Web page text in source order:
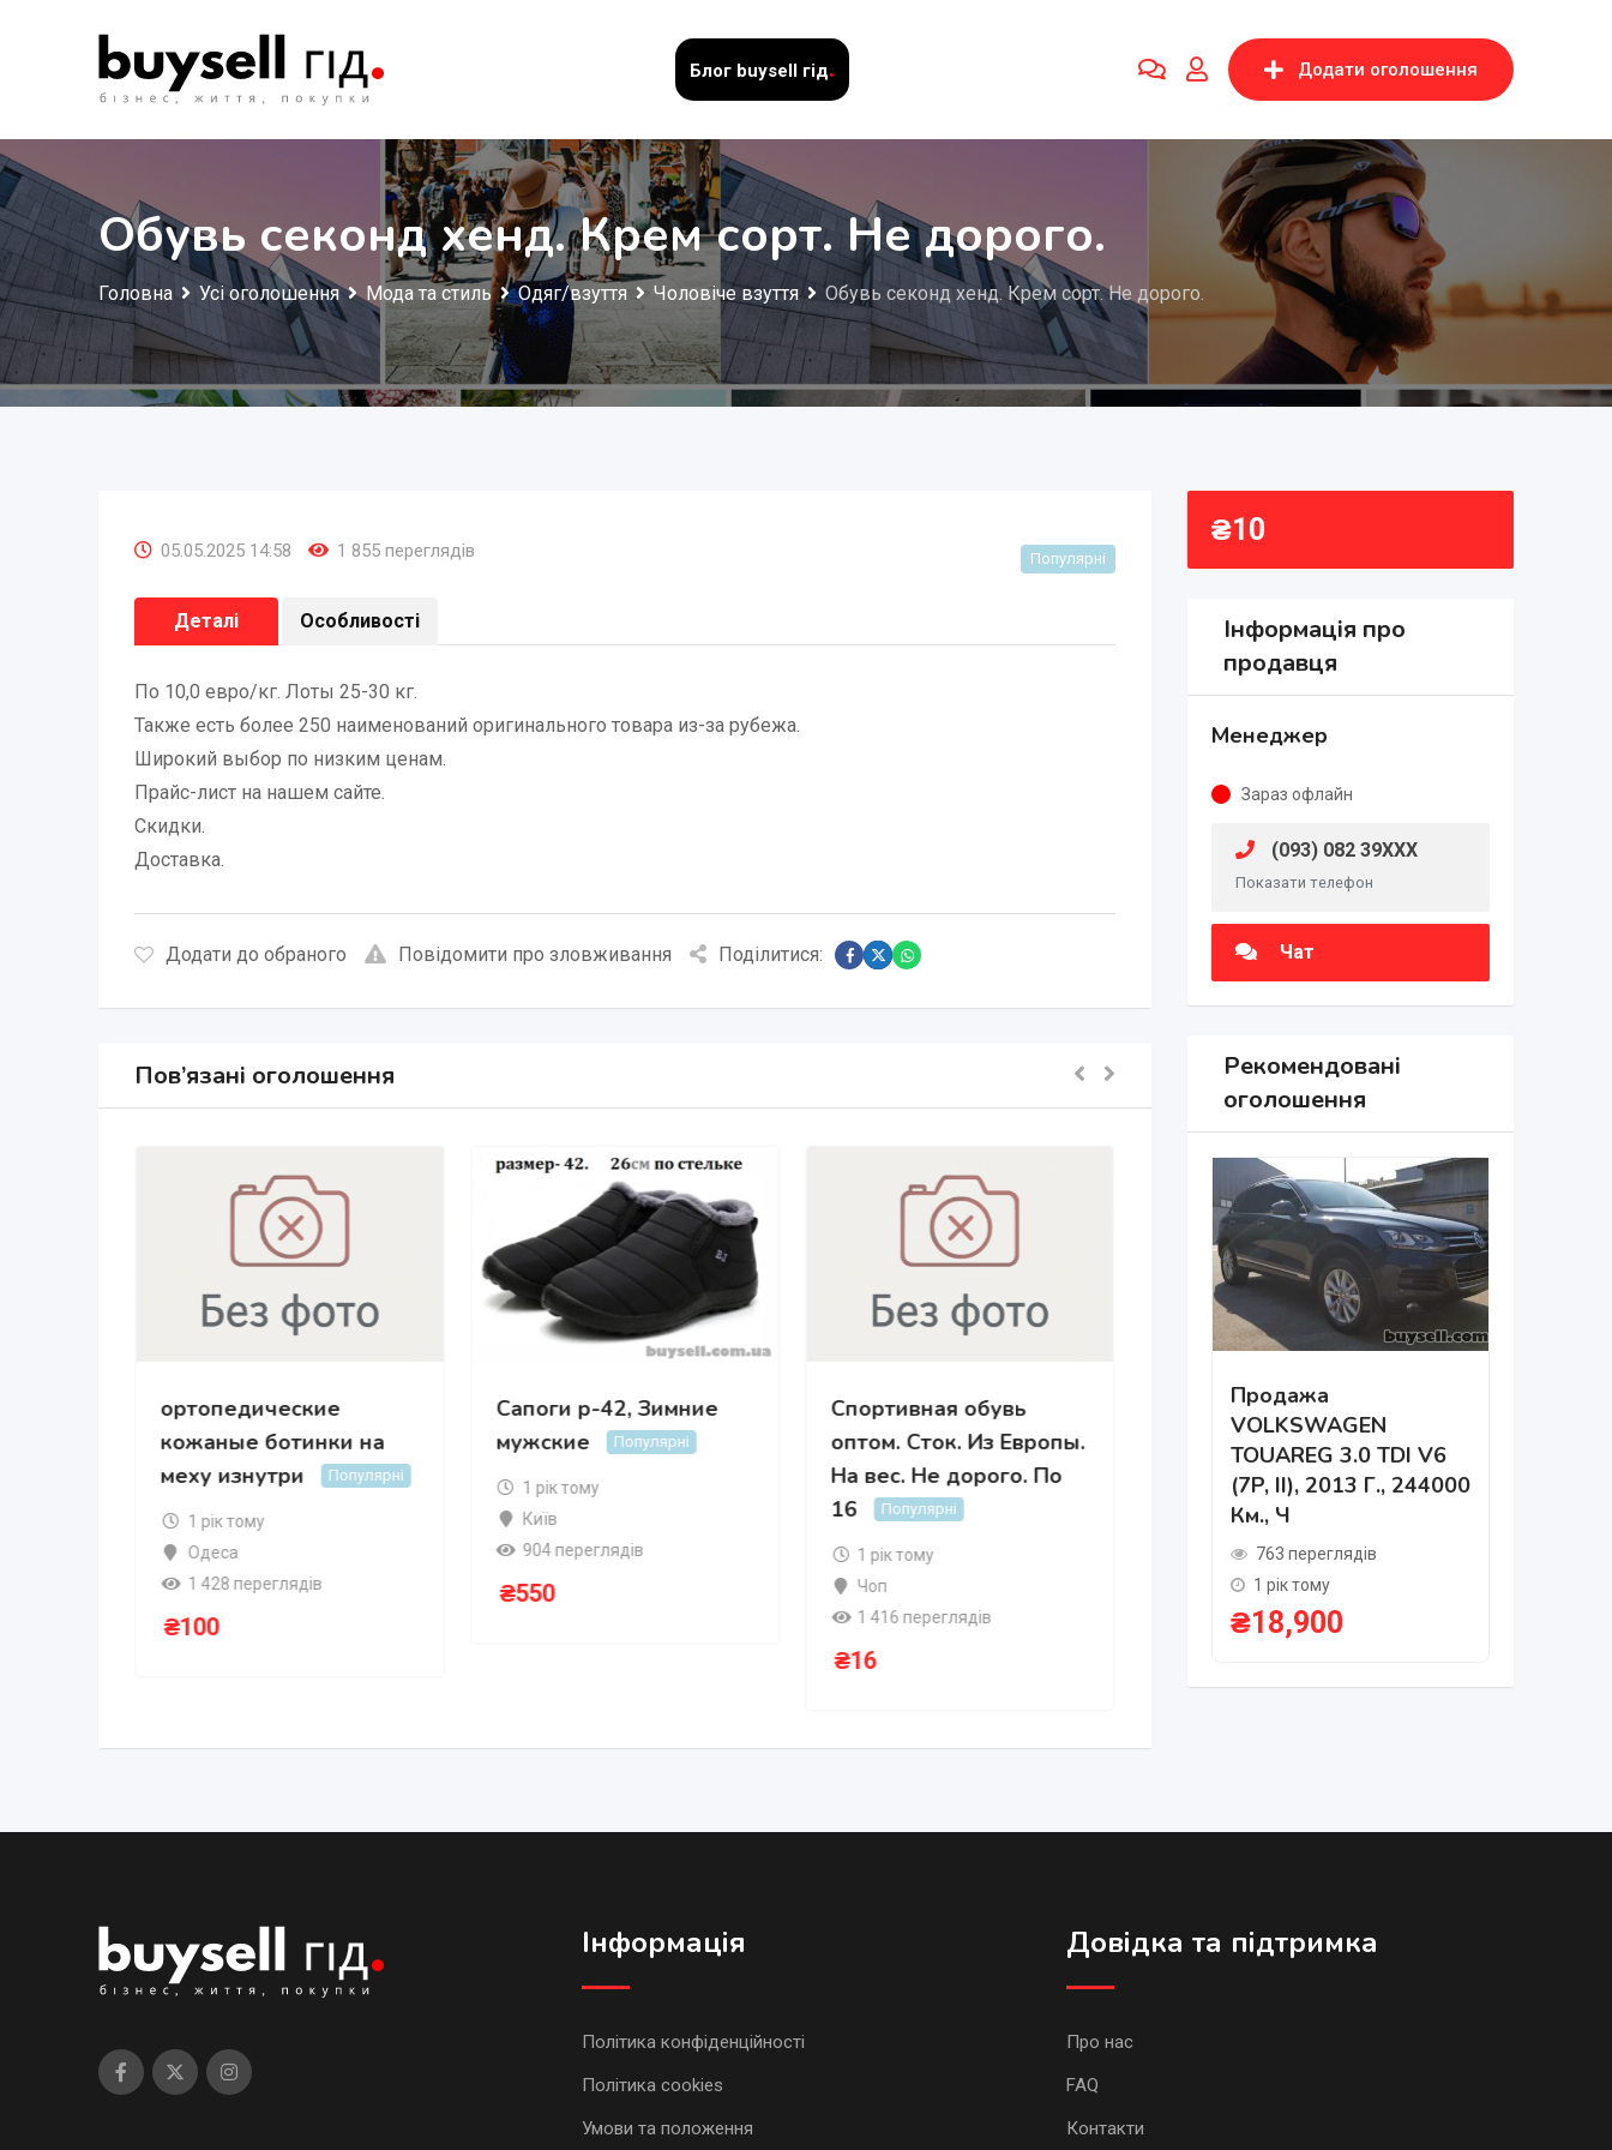
Блог buysell гід. Додати оголошення
Обувь секонд хенд. Крем сорт. Не дорого.
Головна Усі оголошення Мода та стиль Одяг/взуття Чоловіче взуття Обувь секонд хенд. Крем сорт. Не дорого.
05.05.2025 14:58 1 855 переглядів Популярні
Деталі Особливості
По 10,0 евро/кг. Лоты 25-30 кг.
Также есть более 250 наименований оригинального товара из-за рубежа.
Широкий выбор по низким ценам.
Прайс-лист на нашем сайте.
Скидки.
Доставка.
Додати до обраного Повідомити про зловживання Поділитися:
Пов’язані оголошення
ортопедические
кожаные ботинки на
меху изнутри
Популярні
1 рік тому
Одеса
1 428 переглядів
₴100
Сапоги р-42, Зимние
мужские
Популярні
1 рік тому
Київ
904 переглядів
₴550
Спортивная обувь
оптом. Сток. Из Европы.
На вес. Не дорого. По
16
Популярні
1 рік тому
Чоп
1 416 переглядів
₴16
₴10
Інформація про
продавця
Менеджер
Зараз офлайн
(093) 082 39XXX
Показати телефон
Чат
Рекомендовані
оголошення
Продажа
VOLKSWAGEN
TOUAREG 3.0 TDI V6
(7P, II), 2013 Г., 244000
Км., Ч
763 переглядів
1 рік тому
₴18,900
Інформація
Політика конфіденційності
Політика cookies
Умови та положення
Довідка та підтримка
Про нас
FAQ
Контакти